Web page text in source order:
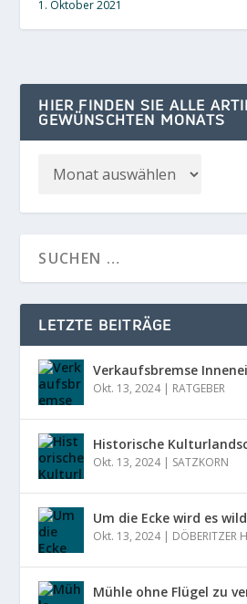
1. Oktober 2021
HIER FINDEN SIE ALLE
GEWÜNSCHTEN MONATS
LETZTE BEITRÄGE
Verkaufsbremse
Okt. 13, 2024| RATGEBER
Historische
Okt. 13, 2024| SATZKORN
Um die Ecke wird es wild
Okt. 13, 2024| DÖBERITZER
Mühle ohne Flügel zu